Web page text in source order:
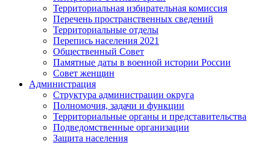
Территориальная избирательная комиссия
Перечень пространственных сведений
Территориальные отделы
Перепись населения 2021
Общественный Совет
Памятные даты в военной истории России
Совет женщин
Администрация
Структура администрации округа
Полномочия, задачи и функции
Территориальные органы и представительства
Подведомственные организации
Защита населения